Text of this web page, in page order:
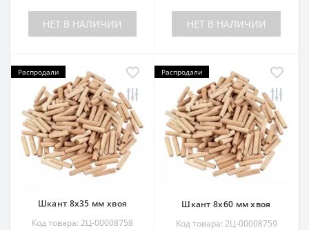
НЕТ В НАЛИЧИИ НЕТ В НАЛИЧИИ
Распродали
Шкант 8х35 мм хвоя
Код товара: 2Ц-00008758
Распродали
Шкант 8х60 мм хвоя
Код товара: 2Ц-00008759